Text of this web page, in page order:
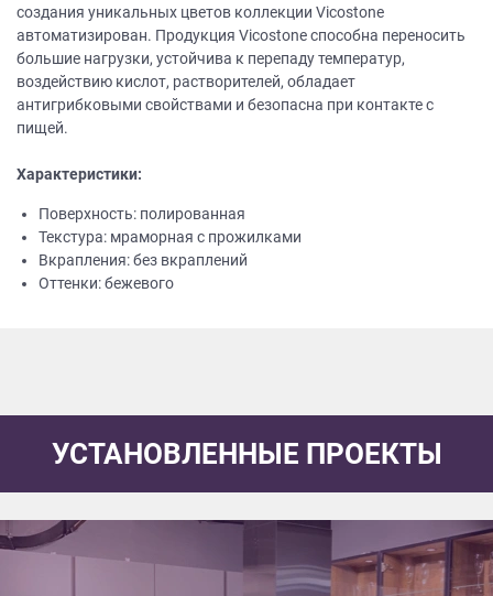
создания уникальных цветов коллекции Vicostone
автоматизирован. Продукция Vicostone способна переносить
большие нагрузки, устойчива к перепаду температур,
воздействию кислот, растворителей, обладает
антигрибковыми свойствами и безопасна при контакте с
пищей.
Характеристики:
Поверхность: полированная
Текстура: мраморная с прожилками
Вкрапления: без вкраплений
Оттенки: бежевого
УСТАНОВЛЕННЫЕ ПРОЕКТЫ